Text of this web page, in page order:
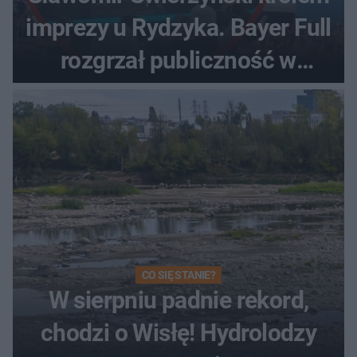
imprezy u Rydzyka. Bayer Full
rozgrzał publiczność w
Toruniu
CO SIĘ STANIE?
W sierpniu padnie rekord,
chodzi o Wisłę! Hydrolodzy